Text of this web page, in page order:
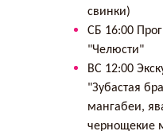
свинки)
СБ 16:00
"Челюсти"
ВС 12:00
"Зубастая
мангабеи,
чернощекие